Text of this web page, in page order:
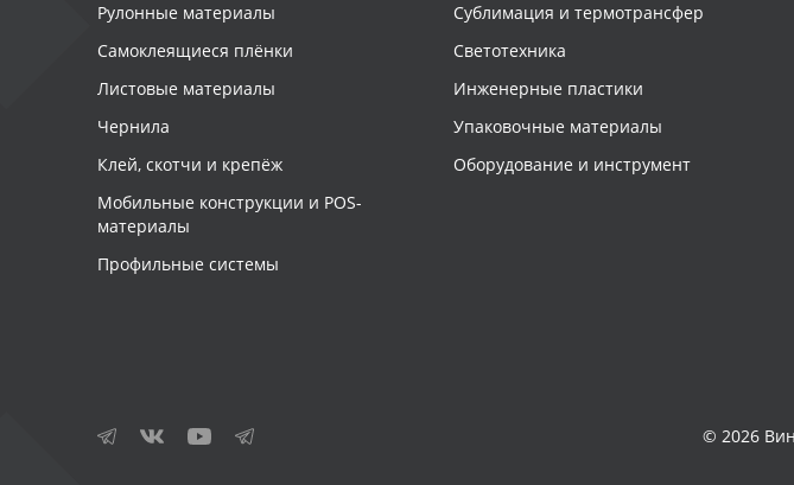
Рулонные материалы
Самоклеящиеся плёнки
Листовые материалы
Чернила
Клей, скотчи и крепёж
Мобильные конструкции и POS-
материалы
Профильные системы
Сублимация и термотрансфер
Светотехника
Инженерные пластики
Упаковочные материалы
Оборудование и инструмент
© 2026